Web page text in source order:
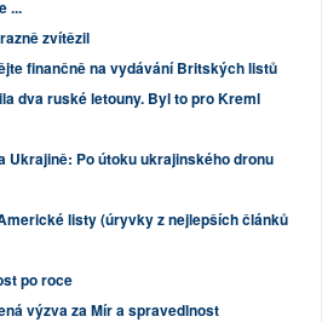
...
zvítězil
finančně na vydávání Britských listů
dva ruské letouny. Byl to pro Kreml
Ukrajině: Po útoku ukrajinského dronu
listy (úryvky z nejlepších článků
po roce
výzva za Mír a spravedlnost